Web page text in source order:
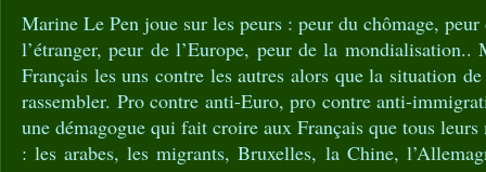
Marine Le Pen joue sur les peurs : peur du chômage, peur
l’étranger, peur de l’Europe, peur de la mondialisation..
Français les uns contre les autres alors que la situation
rassembler. Pro contre anti-Euro, pro contre anti-
une démagogue qui fait croire aux Français que tous leurs
: les arabes, les migrants, Bruxelles, la Chine,